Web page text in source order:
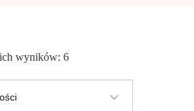
wyników: 6